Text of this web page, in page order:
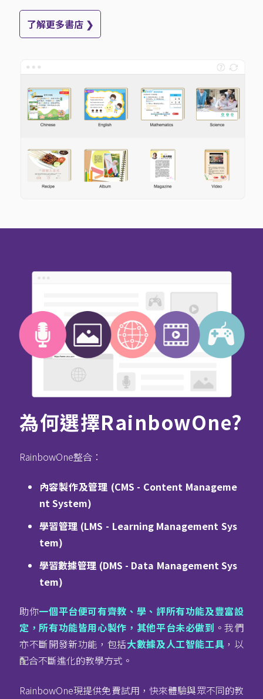
了解更多書店 ❯
為何選擇RainbowOne?
RainbowOne整合：
內容製作及管理 (CMS - Content Manageme
nt System)
學習管理 (LMS - Learning Management Sys
tem)
學習數據管理 (DMS - Data Management Sys
tem)
助你一個平台便可有齊教、學、評所有功能及豐富設
定，所有功能皆用心製作，其他平台未必做到 。我們
亦不斷開發新功能，包括大數據及人工智能工具 ，以
配合不斷進化的教學方式。
RainbowOne現提供免費試用，快來體驗與眾不同的教